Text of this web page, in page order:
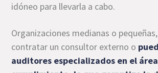
idóneo para llevarla a cabo.
Organizaciones medianas o
contratar un consultor externo o
auditores especializados en el